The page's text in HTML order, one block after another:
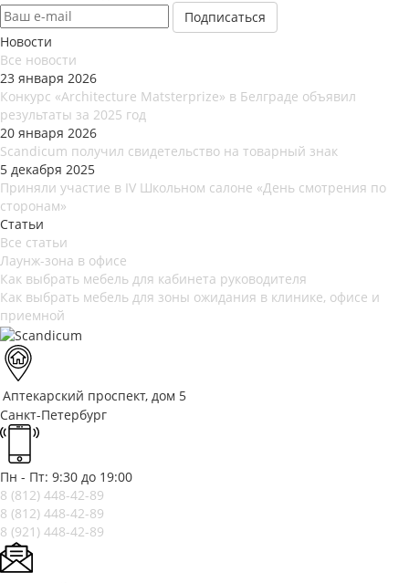
Новости
Все новости
23 января 2026
Конкурс «Architecture Matsterprize» в Белграде объявил
результаты за 2025 год
20 января 2026
Scandicum получил свидетельство на товарный знак
5 декабря 2025
Приняли участие в IV Школьном салоне «День смотрения по
сторонам»
Статьи
Все статьи
Лаунж-зона в офисе
Как выбрать мебель для кабинета руководителя
Как выбрать мебель для зоны ожидания в клинике, офисе и
приемной
Аптекарский проспект, дом 5
Санкт-Петербург
Пн - Пт: 9:30 до 19:00
8 (812) 448-42-89
8 (812) 448-42-89
8 (921) 448-42-89